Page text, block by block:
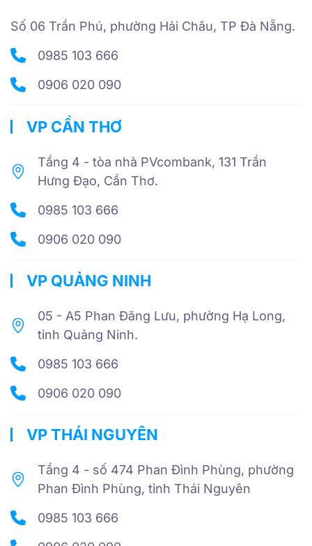
Số 06 Trần Phú, phường Hải Châu, TP Đà Nẵng.
0985 103 666
0906 020 090
VP CẦN THƠ
Tầng 4 - tòa nhà PVcombank, 131 Trần
Hưng Đạo, Cần Thơ.
0985 103 666
0906 020 090
VP QUẢNG NINH
05 - A5 Phan Đăng Lưu, phường Hạ Long,
tỉnh Quảng Ninh.
0985 103 666
0906 020 090
VP THÁI NGUYÊN
Tầng 4 - số 474 Phan Đình Phùng, phường
Phan Đình Phùng, tỉnh Thái Nguyên
0985 103 666